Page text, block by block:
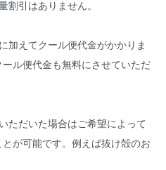
引はありません。
加えてクール便代金がかかりま
ル便代金も無料にさせていただ
ただいた場合はご希望によって
が可能です。例えば抜け殻のお